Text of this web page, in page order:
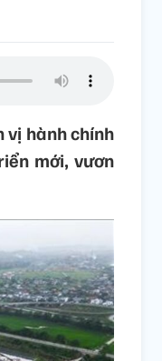
vị hành chính
mới, vươn